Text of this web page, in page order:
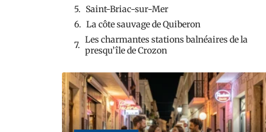
Saint-Briac-sur-Mer
La côte sauvage de Quiberon
Les charmantes stations balnéaires de la
presqu’île de Crozon